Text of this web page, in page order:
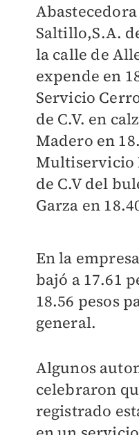
Saltillo,S.A.
la calle de
expende en
Servicio
de C.V. en
Madero en
Multiservicio
de C.V del
Garza en
En la
bajó a 17.61
18.56 pesos
general.
Algunos
celebraron
registrado